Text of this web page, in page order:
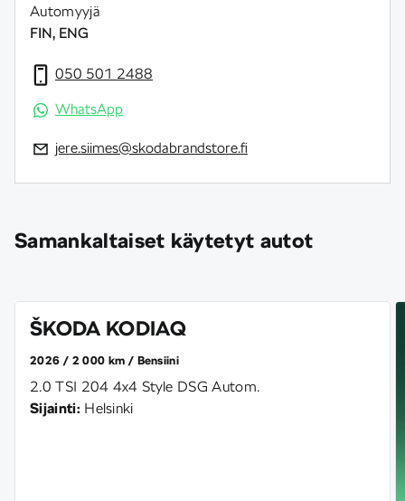
Automyyjä
FIN, ENG
050 501 2488
WhatsApp
jere.siimes@skodabrandstore.fi
Samankaltaiset käytetyt autot
ŠKODA KODIAQ
2026 2 000 km Bensiini
2.0 TSI 204 4x4 Style DSG Autom.
Sijainti: Helsinki